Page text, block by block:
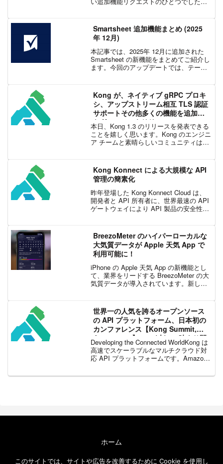
ークスペース内の情報を整理する機能
「コレクショ...
Smartsheet 追加機能まとめ (2025
年 12月)
本記事では、2025年 12月に追加された
Smartsheet の新機能をまとめてご紹介し
ます。今回のアップデートでは、テーブ
頼をこれまで以上に明確に把握できるよ
う...
Kong が、ネイティブ gRPC プロキ
シ、アップストリーム相互 TLS 認証
サポートその他多くの機能を追加し
た Kong 1.3 をリリース
本日、Kong 1.3 のリリースを発表できる
ことを嬉しく思います。Kong のエンジニ
ア チームと素晴らしいコミュニティは、
基づくバージョン 1.3 では...
Kong Konnect による大規模な API
管理の簡素化
昨年登場した Kong Konnect Cloud は、
開発者と API 所有者に、世界最速の API
ゲートウェイにより API 製品の安全性と
れたランタイム ...
BreezoMeter のハイパーローカルな
大気質データが Apple 天気 App で
利用可能に！
iPhone の Apple 天気 App の新機能とし
て、業界をリードする BreezoMeter の大
気質データが導入されています。新しい
世界一の人気を誇るオープンソース
の API プラットフォーム、日本初の
カンファレンス【Kong Summit,
Japan 2021】12/2 (木) 13 時より開
催 (本イベントは終了いたしました)
Developing the Connected WorldKong は
高速でスケーラブルなマルチクラウド対
応 API プラットフォームです。Amazon
Cloud P...
ホーム
このサイトでは、サイトや広告を改善するために Cookie を使用し